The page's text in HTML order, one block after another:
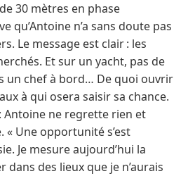
30 mètres en phase
qu’Antoine n’a sans doute pas
Le message est clair : les
Et sur un yacht, pas de
un chef à bord… De quoi ouvrir
à qui osera saisir sa chance.
Antoine ne regrette rien et
« Une opportunité s’est
Je mesure aujourd’hui la
dans des lieux que je n’aurais